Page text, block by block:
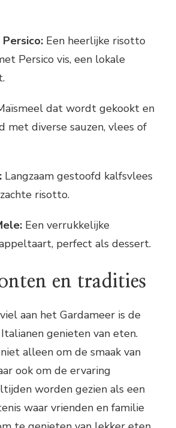
Een heerlijke risotto
Persico vis, een lokale
dat wordt gekookt en
met diverse sauzen, vlees of
Langzaam gestoofd kalfsvlees
risotto.
Een verrukkelijke
perfect als dessert.
en tradities
aan het Gardameer is de
genieten van eten.
alleen om de smaak van
ook om de ervaring
worden gezien als een
waar vrienden en familie